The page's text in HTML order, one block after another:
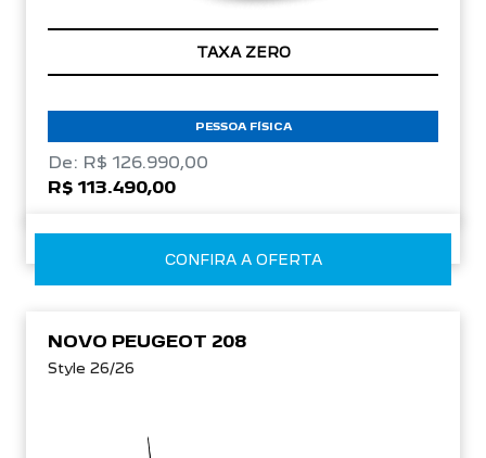
TAXA ZERO
PESSOA FÍSICA
De: R$ 126.990,00
R$ 113.490,00
CONFIRA A OFERTA
NOVO PEUGEOT 208
Style 26/26